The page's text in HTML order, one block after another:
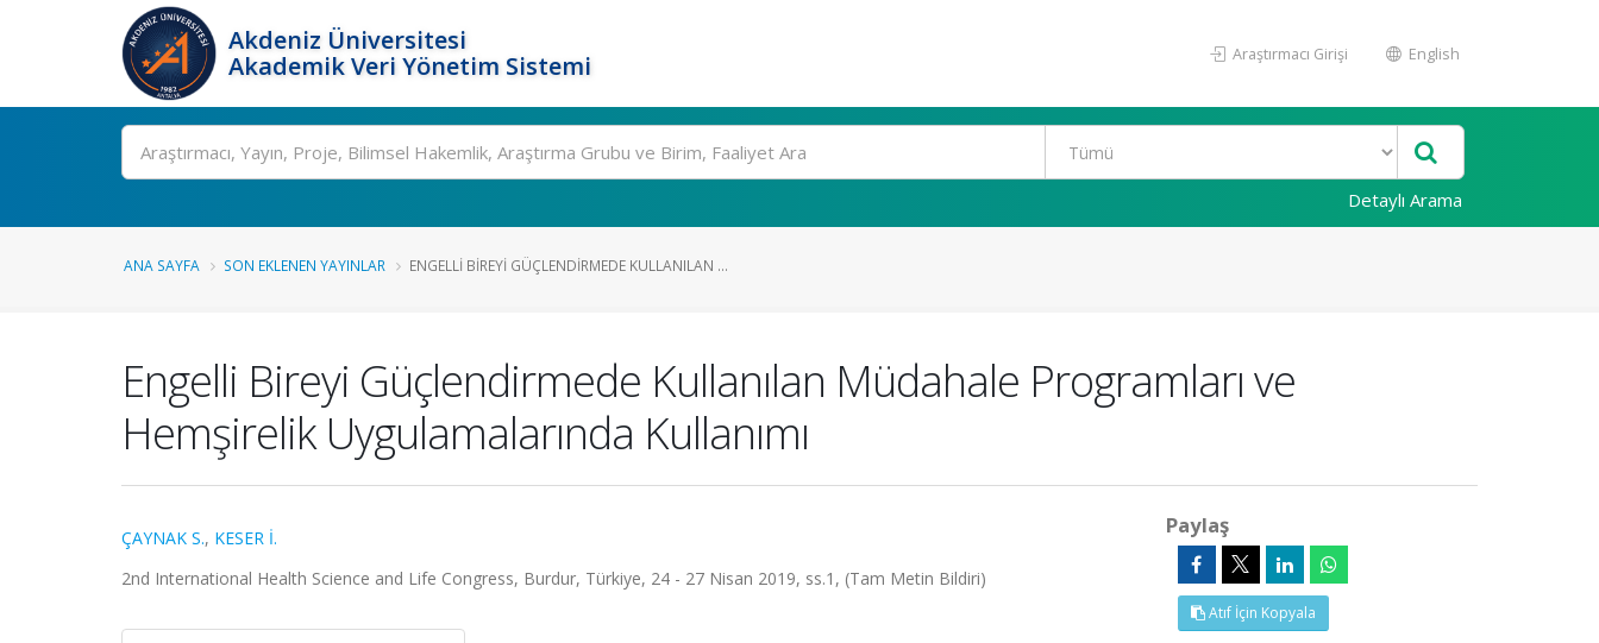
Akdeniz Üniversitesi
Akademik Veri Yönetim Sistemi
Araştırmacı Girişi English
Ara
Detaylı Arama
ANA SAYFA SON EKLENEN YAYINLAR ENGELLI BIREYI GÜÇLENDIRMEDE KULLANILAN ...
Engelli Bireyi Güçlendirmede Kullanılan Müdahale Programları ve
Hemşirelik Uygulamalarında Kullanımı
ÇAYNAK S., KESER İ.
2nd International Health Science and Life Congress, Burdur, Türkiye, 24 - 27 Nisan 2019, ss.1, (Tam Metin Bildiri)
Paylaş
Atıf İçin Kopyala